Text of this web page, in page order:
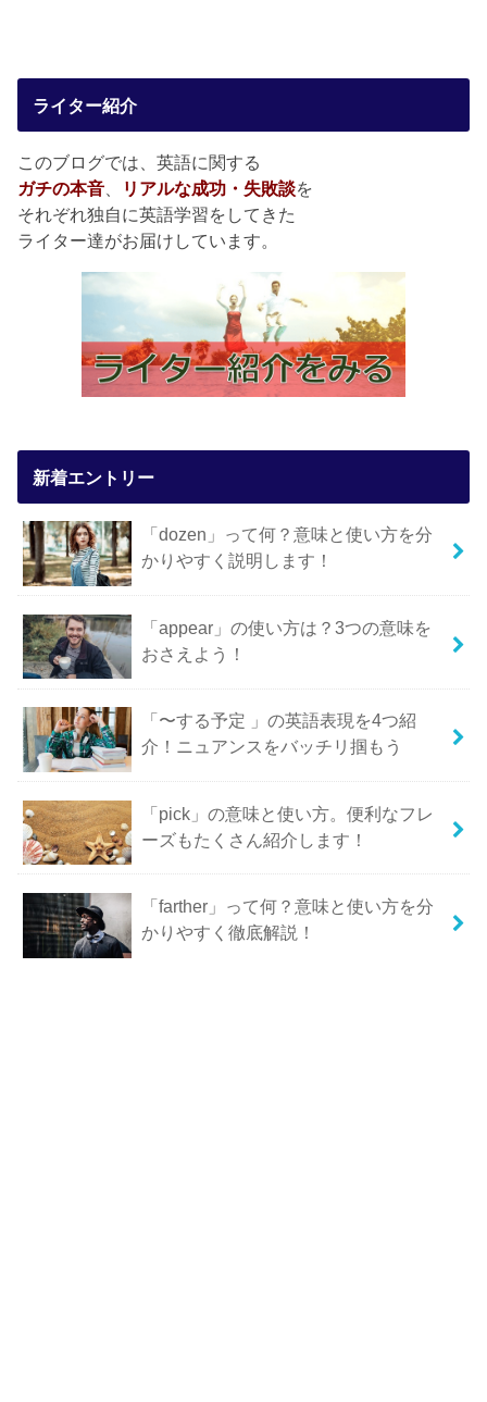
ライター紹介
このブログでは、英語に関する
ガチの本音
リアルな成功・失敗談を
それぞれ独自に英語学習をしてきた
ライター達がお届けしています。
新着エントリー
「dozen」って何？意味と使い方を分
かりやすく説明します！
「appear」の使い方は？3つの意味を
おさえよう！
「〜する予定 」の英語表現を4つ紹
介！ニュアンスをバッチリ掴もう
「pick」の意味と使い方。便利なフレ
ーズもたくさん紹介します！
「farther」って何？意味と使い方を分
かりやすく徹底解説！